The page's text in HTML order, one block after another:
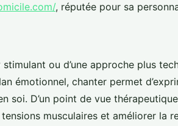
, réputée pour sa
ou d’une approche plus
émotionnel, chanter permet
soi. D’un point de vue
musculaires et améliorer la